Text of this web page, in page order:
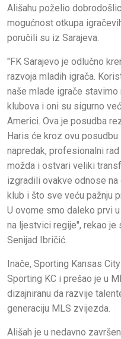
Ališahu poželio
mogućnost otkupa
poručili su iz Sarajeva.
"FK Sarajevo je odlučno
razvoja mladih igrača.
naše mlade igrače
klubova i oni su sigurno
Americi. Ova je posudba
Haris će kroz ovu
napredak, profesionalni
možda i ostvari veliki
izgradili ovakve odnose
klub i što sve veću pažnju
U ovome smo daleko prvi
na ljestvici regije", rekao
Senijad Ibričić.
Inače, Sporting Kansas
Sporting KC i prešao je u
dizajniranu da razvije
generaciju MLS zvijezda.
Ališah je u nedavno